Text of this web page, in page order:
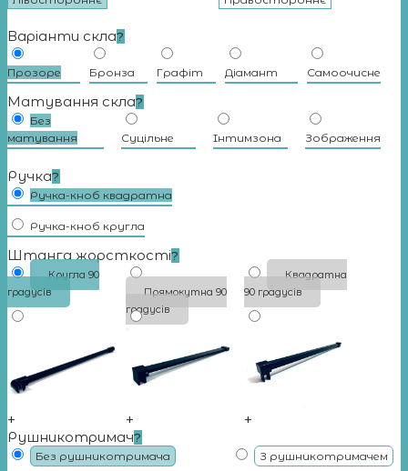
Варіанти скла?
Прозоре Бронза Графіт Діамант Самоочисне
Матування скла?
Без
матування
Суцільне Iнтимзона Зображення
Ручка?
Ручка-кноб квадратна
Ручка-кноб кругла
Штанга жорсткості?
Кругла 90
градусів
Прямокутна 90
градусів
Квадратна
90 градусів
+ +
+
Рушникотримач?
Без рушникотримача З рушникотримачем